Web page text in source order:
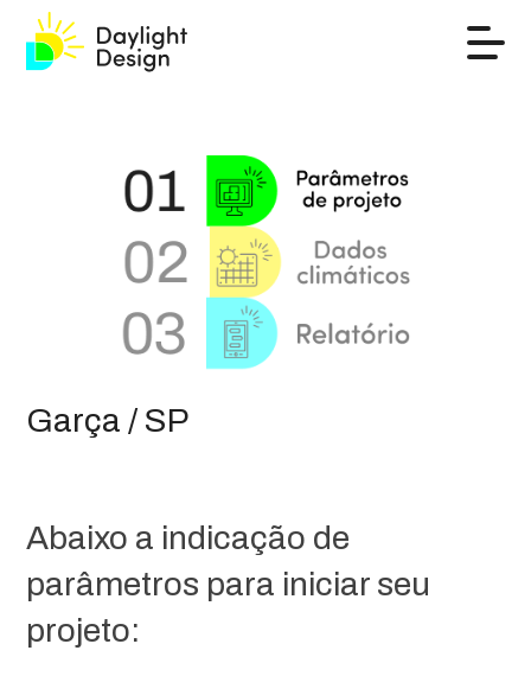
Garça / SP
Abaixo a indicação de
parâmetros para iniciar seu
projeto: